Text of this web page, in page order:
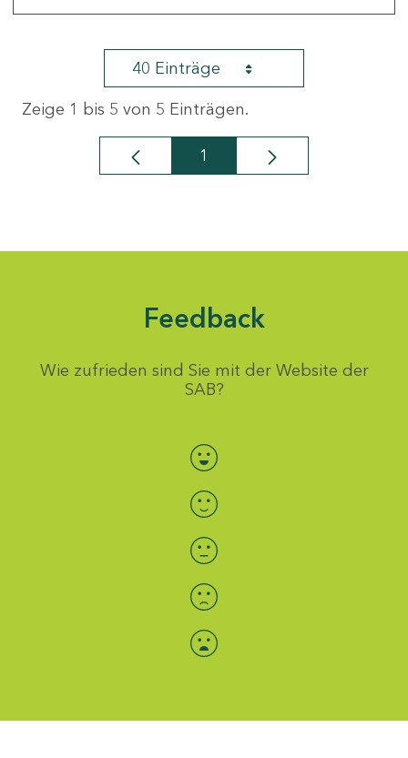
40 Einträge
Zeige 1 bis 5 von 5 Einträgen.
Seite
1
Feedback
Wie zufrieden sind Sie mit der Website der
SAB?
Bewertung auswählen